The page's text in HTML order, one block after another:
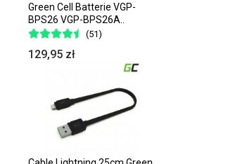
Green Cell Batterie VGP-
BPS26 VGP-BPS26A..
(51)
129,95 zł